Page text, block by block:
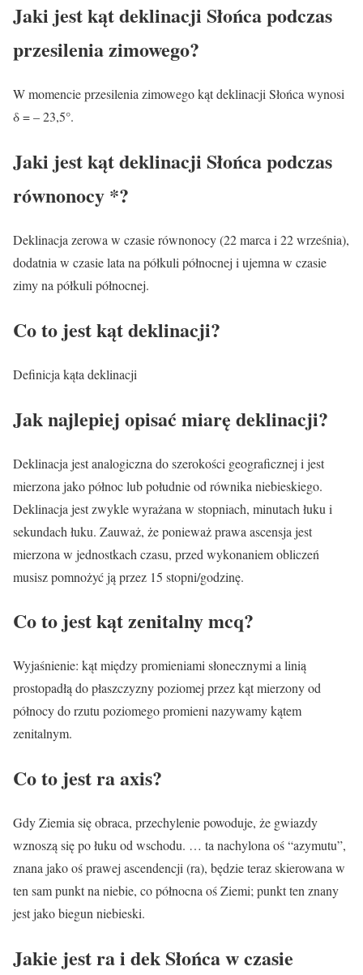
Jaki jest kąt deklinacji Słońca podczas
przesilenia zimowego?
W momencie przesilenia zimowego kąt deklinacji Słońca wynosi
δ = – 23,5°.
Jaki jest kąt deklinacji Słońca podczas
równonocy *?
Deklinacja zerowa w czasie równonocy (22 marca i 22 września),
dodatnia w czasie lata na półkuli północnej i ujemna w czasie
zimy na półkuli północnej.
Co to jest kąt deklinacji?
Definicja kąta deklinacji
Jak najlepiej opisać miarę deklinacji?
Deklinacja jest analogiczna do szerokości geograficznej i jest
mierzona jako północ lub południe od równika niebieskiego.
Deklinacja jest zwykle wyrażana w stopniach, minutach łuku i
sekundach łuku. Zauważ, że ponieważ prawa ascensja jest
mierzona w jednostkach czasu, przed wykonaniem obliczeń
musisz pomnożyć ją przez 15 stopni/godzinę.
Co to jest kąt zenitalny mcq?
Wyjaśnienie: kąt między promieniami słonecznymi a linią
prostopadłą do płaszczyzny poziomej przez kąt mierzony od
północy do rzutu poziomego promieni nazywamy kątem
zenitalnym.
Co to jest ra axis?
Gdy Ziemia się obraca, przechylenie powoduje, że gwiazdy
wznoszą się po łuku od wschodu. … ta nachylona oś “azymutu”,
znana jako oś prawej ascendencji (ra), będzie teraz skierowana w
ten sam punkt na niebie, co północna oś Ziemi; punkt ten znany
jest jako biegun niebieski.
Jakie jest ra i dek Słońca w czasie